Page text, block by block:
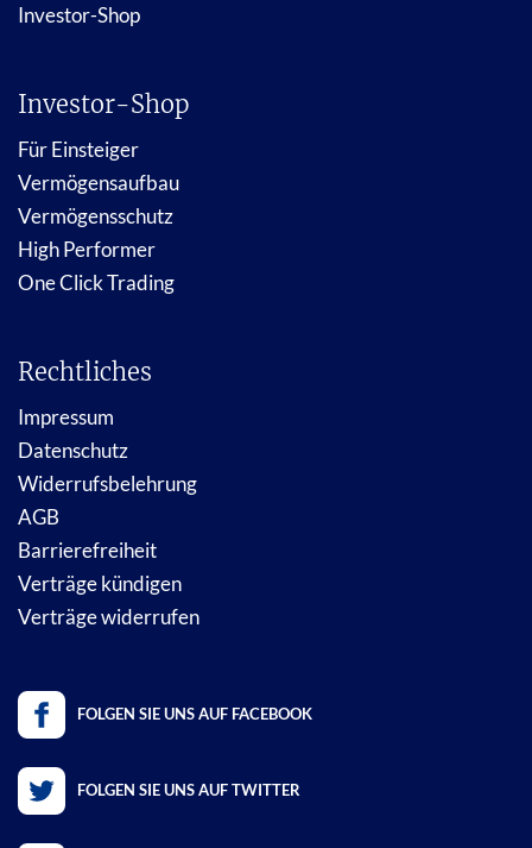
Investor-Shop
Investor-Shop
Für Einsteiger
Vermögensaufbau
Vermögensschutz
High Performer
One Click Trading
Rechtliches
Impressum
Datenschutz
Widerrufsbelehrung
AGB
Barrierefreiheit
Verträge kündigen
Verträge widerrufen
FOLGEN SIE UNS AUF FACEBOOK
FOLGEN SIE UNS AUF TWITTER